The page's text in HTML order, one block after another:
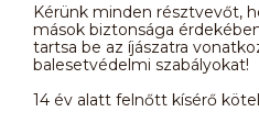
Kérünk minden résztvevőt,
mások biztonsága
tartsa be az íjászatra
balesetvédelmi szabályokat!
14 év alatt felnőtt kísérő